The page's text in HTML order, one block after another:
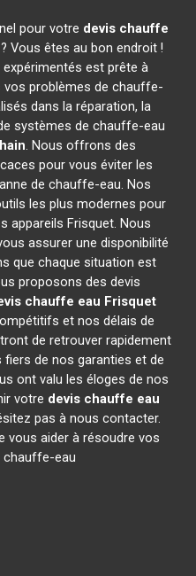
pour votre devis chauffe
? Vous êtes au bon endroit !
est prête à
problèmes de chauffe-
dans la réparation, la
systèmes de chauffe-eau
. Nous offrons des
pour vous éviter les
de chauffe-eau. Nos
les plus modernes pour
appareils Frisquet. Nous
assurer une disponibilité
que chaque situation est
proposons des devis
chauffe eau Frisquet
et nos délais de
de retrouver rapidement
de nos garanties et de
ont valu les éloges de nos
votre devis chauffe eau
pas à nous contacter.
vous aider à résoudre vos
chauffe-eau